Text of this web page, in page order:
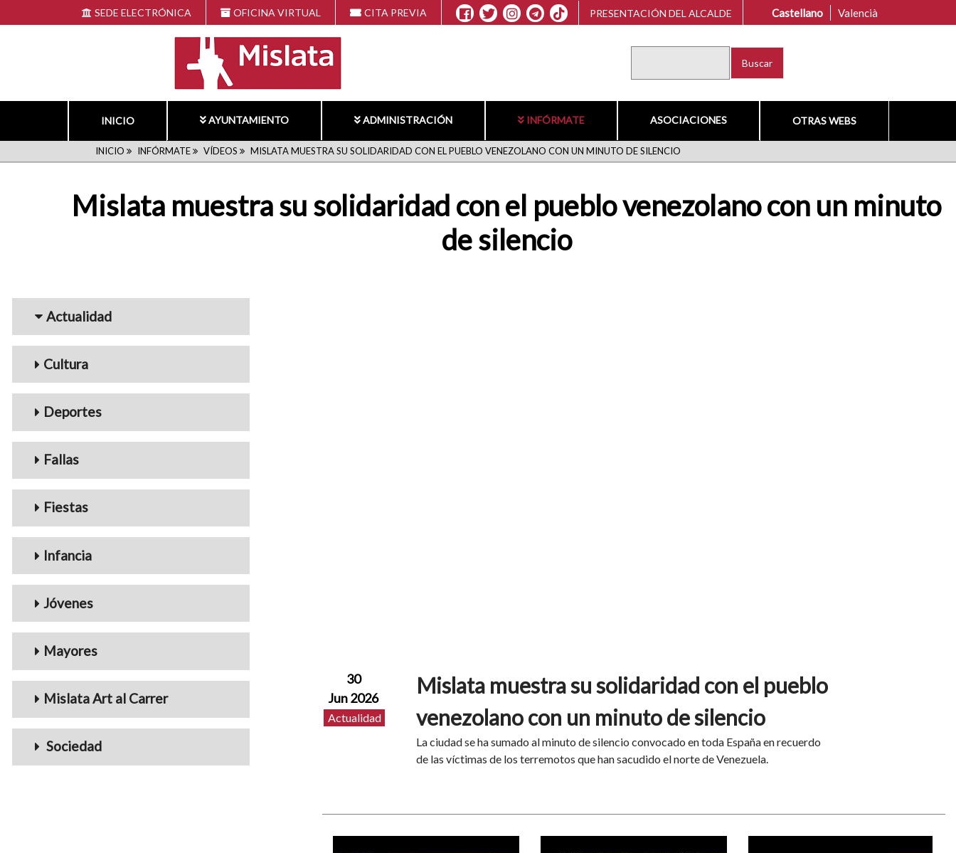
al
SEDE ELECTRÓNICA OFICINA VIRTUAL CITA PREVIA PRESENTACIÓN DEL ALCALDE Castellano Valencià
INICIO AYUNTAMIENTO ADMINISTRACIÓN INFÓRMATE ASOCIACIONES OTRAS WEBS
RUTA
DE
INICIO INFÓRMATE VÍDEOS MISLATA MUESTRA SU SOLIDARIDAD CON EL PUEBLO VENEZOLANO CON UN MINUTO DE SILENCIO
Mislata muestra su solidaridad con el pueblo venezolano con un minuto
de silencio
Menu_Videos
Actualidad
Cultura
Deportes
Fallas
Fiestas
Infancia
Jóvenes
Mayores
Mislata Art al Carrer
Sociedad
30
Jun 2026
Actualidad
Mislata muestra su solidaridad con el pueblo
venezolano con un minuto de silencio
La ciudad se ha sumado al minuto de silencio convocado en toda España en recuerdo
de las víctimas de los terremotos que han sacudido el norte de Venezuela.